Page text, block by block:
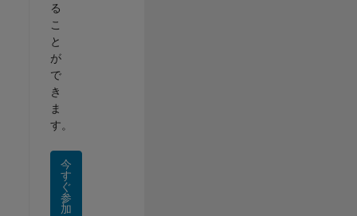
る
こ
と
が
で
き
ま
す。
今
す
ぐ
参
加